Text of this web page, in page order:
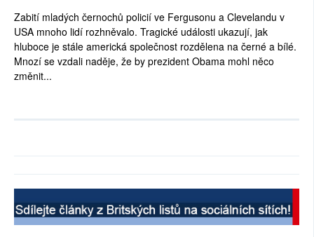
Zabití mladých černochů policií ve Fergusonu a Clevelandu v
USA mnoho lidí rozhněvalo. Tragické události ukazují, jak
hluboce je stále americká společnost rozdělena na černé a bílé.
Mnozí se vzdali naděje, že by prezident Obama mohl něco
změnit...